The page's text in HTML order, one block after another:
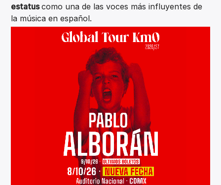
estatuscomo una de las voces más influyentes de
la música en español.